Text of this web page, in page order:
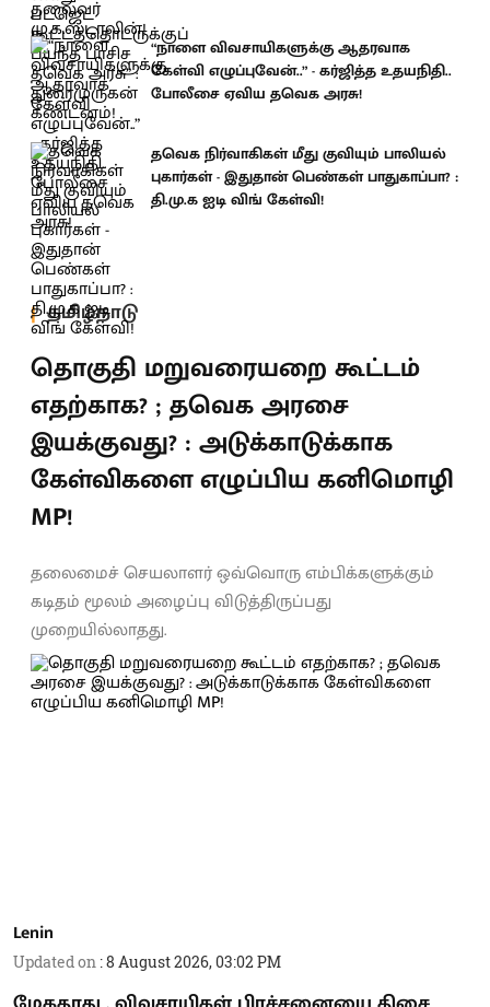
“நாளை விவசாயிகளுக்கு ஆதரவாக
கேள்வி எழுப்புவேன்..” - கர்ஜித்த உதயநிதி..
போலீசை ஏவிய தவெக அரசு!
தவெக நிர்வாகிகள் மீது குவியும் பாலியல்
புகார்கள் - இதுதான் பெண்கள் பாதுகாப்பா? :
தி.மு.க ஐடி விங் கேள்வி!
தமிழ்நாடு
தொகுதி மறுவரையறை கூட்டம்
எதற்காக? ; தவெக அரசை
இயக்குவது? : அடுக்காடுக்காக
கேள்விகளை எழுப்பிய கனிமொழி
MP!
தலைமைச் செயலாளர் ஒவ்வொரு எம்பிக்களுக்கும்
கடிதம் மூலம் அழைப்பு விடுத்திருப்பது
முறையில்லாதது.
Lenin
Updated on :8 August 2026, 03:02 PM